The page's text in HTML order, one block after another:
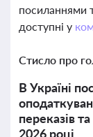
посиланнями
доступні у
Стисло про
В Україні
переказів
2026 році